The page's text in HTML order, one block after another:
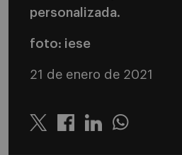
personalizada.
foto: iese
21 de enero de 2021
Twitter LinkedinWhatsapp